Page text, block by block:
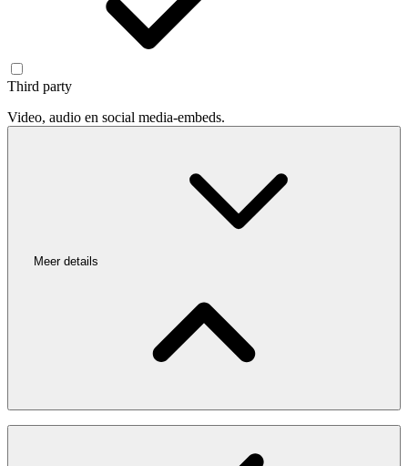
Third party
Video, audio en social media-embeds.
Meer details